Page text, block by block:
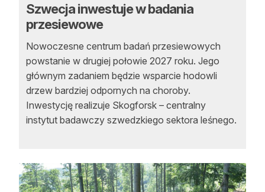
Szwecja inwestuje w badania
przesiewowe
Nowoczesne centrum badań przesiewowych
powstanie w drugiej połowie 2027 roku. Jego
głównym zadaniem będzie wsparcie hodowli
drzew bardziej odpornych na choroby.
Inwestycję realizuje Skogforsk – centralny
instytut badawczy szwedzkiego sektora leśnego.